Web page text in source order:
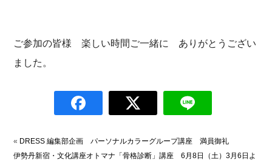
ご参加の皆様 楽しい時間ご一緒に ありがとうござい
ました。
« DRESS 編集部企画 パーソナルカラーグループ講座 満員御礼
伊勢丹新宿・文化講座オトマナ「骨格診断」講座 6月8日（土）3月6日よ